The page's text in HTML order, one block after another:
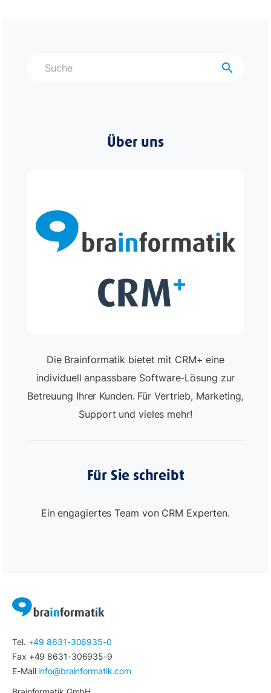
search
Über uns
Die Brainformatik bietet mit CRM+ eine
individuell anpassbare Software-Lösung zur
Betreuung Ihrer Kunden. Für Vertrieb, Marketing,
Support und vieles mehr!
Für Sie schreibt
Ein engagiertes Team von CRM Experten.
Tel. +49 8631-306935-0
Fax +49 8631-306935-9
E-Mail info@brainformatik.com